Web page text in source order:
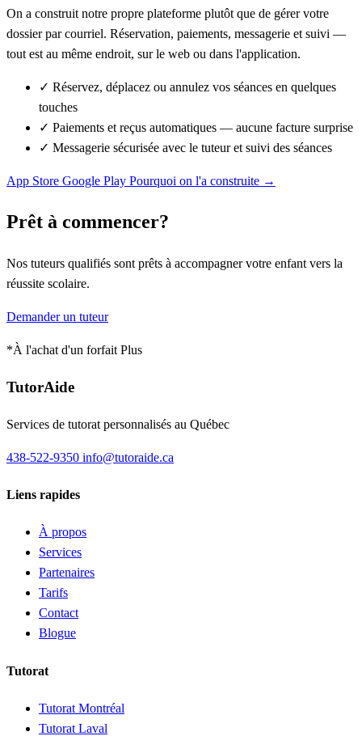
On a construit notre propre plateforme plutôt que de gérer votre
dossier par courriel. Réservation, paiements, messagerie et suivi —
tout est au même endroit, sur le web ou dans l'application.
✓ Réservez, déplacez ou annulez vos séances en quelques
touches
✓ Paiements et reçus automatiques — aucune facture surprise
✓ Messagerie sécurisée avec le tuteur et suivi des séances
App Store Google Play Pourquoi on l'a construite →
Prêt à commencer?
Nos tuteurs qualifiés sont prêts à accompagner votre enfant vers la
réussite scolaire.
Demander un tuteur
*À l'achat d'un forfait Plus
TutorAide
Services de tutorat personnalisés au Québec
438-522-9350 info@tutoraide.ca
Liens rapides
À propos
Services
Partenaires
Tarifs
Contact
Blogue
Tutorat
Tutorat Montréal
Tutorat Laval